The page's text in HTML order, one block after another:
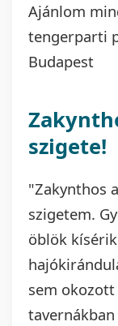
Ajánlom
tengerparti
Budapest
szigete!
"Zakynthos
szigetem.
öblök
sem